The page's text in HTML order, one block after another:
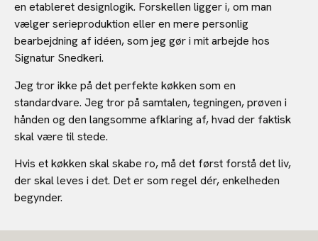
en etableret designlogik. Forskellen ligger i, om man
vælger serieproduktion eller en mere personlig
bearbejdning af idéen, som jeg gør i mit arbejde hos
Signatur Snedkeri.
Jeg tror ikke på det perfekte køkken som en
standardvare. Jeg tror på samtalen, tegningen, prøven i
hånden og den langsomme afklaring af, hvad der faktisk
skal være til stede.
Hvis et køkken skal skabe ro, må det først forstå det liv,
der skal leves i det. Det er som regel dér, enkelheden
begynder.